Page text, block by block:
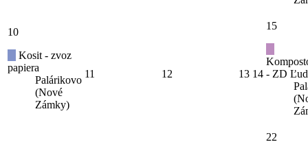
10
Kosit - zvoz
papiera
Palárikovo
(Nové
Zámky)
11 12 13 14
15
- ZD
22